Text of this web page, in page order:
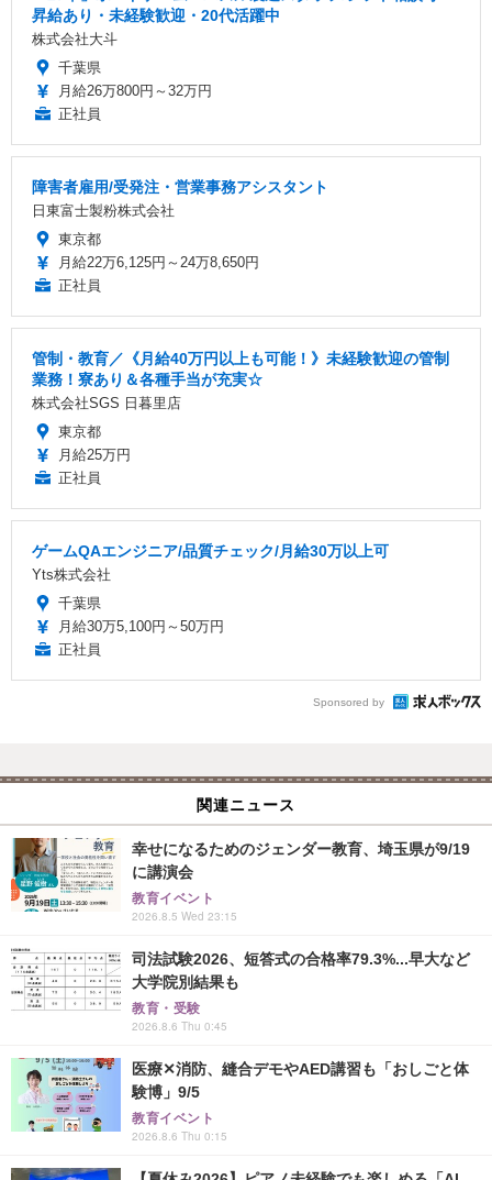
昇給あり・未経験歓迎・20代活躍中
株式会社大斗
千葉県
月給26万800円～32万円
正社員
障害者雇用/受発注・営業事務アシスタント
日東富士製粉株式会社
東京都
月給22万6,125円～24万8,650円
正社員
管制・教育／《月給40万円以上も可能！》未経験歓迎の管制
業務！寮あり＆各種手当が充実☆
株式会社SGS 日暮里店
東京都
月給25万円
正社員
ゲームQAエンジニア/品質チェック/月給30万以上可
Yts株式会社
千葉県
月給30万5,100円～50万円
正社員
Sponsored by
関連ニュース
幸せになるためのジェンダー教育、埼玉県が9/19
に講演会
教育イベント
2026.8.5 Wed 23:15
司法試験2026、短答式の合格率79.3%...早大など
大学院別結果も
教育・受験
2026.8.6 Thu 0:45
医療✕消防、縫合デモやAED講習も「おしごと体
験博」9/5
教育イベント
2026.8.6 Thu 0:15